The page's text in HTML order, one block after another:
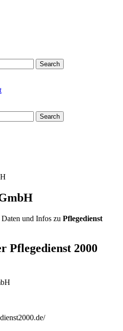
Search
Search
und Infos zu Pflegedienst
Pflegedienst 2000